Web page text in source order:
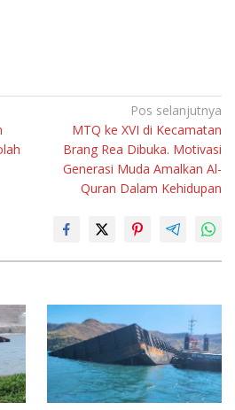
Pos selanjutnya
MTQ ke XVI di Kecamatan
Brang Rea Dibuka. Motivasi
Generasi Muda Amalkan Al-
Quran Dalam Kehidupan